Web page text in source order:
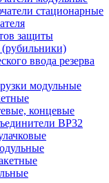
стационарные
защиты
ввода резерва
модульные
концевые
ВР32